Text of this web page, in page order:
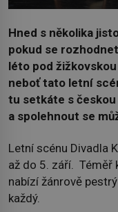
Hned s několika
pokud se
léto pod
neboť tato letní
tu setkáte s
a spolehnout se
Letní scénu Divadla
až do 5. září. Téměř
nabízí žánrově
každý.